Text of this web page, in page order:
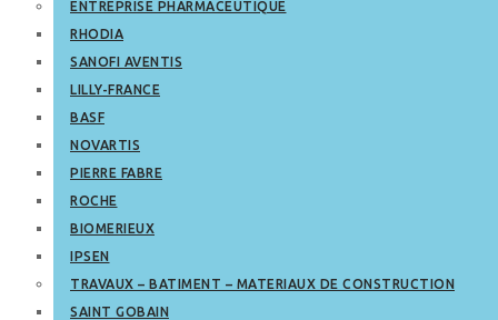
ENTREPRISE PHARMACEUTIQUE
RHODIA
SANOFI AVENTIS
LILLY-FRANCE
BASF
NOVARTIS
PIERRE FABRE
ROCHE
BIOMERIEUX
IPSEN
TRAVAUX – BATIMENT – MATERIAUX DE CONSTRUCTION
SAINT GOBAIN